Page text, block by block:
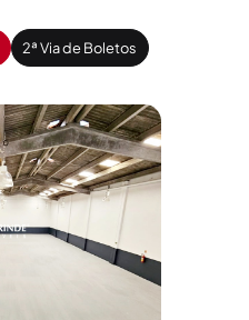
2ª Via de Boletos